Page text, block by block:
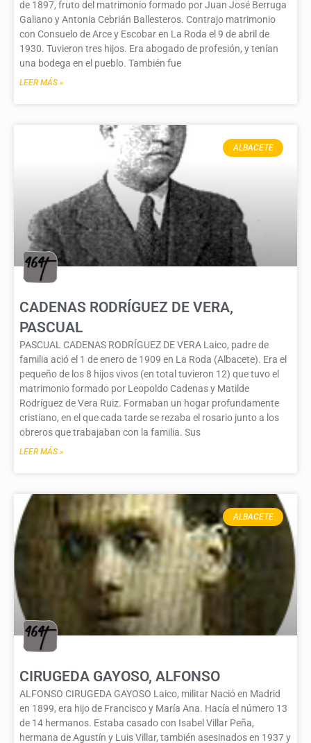
de 1897, fruto del matrimonio formado por Juan José Berruga
Galiano y Antonia Cebrián Ballesteros. Contrajo matrimonio
con Consuelo de Arce y Escobar en La Roda el 9 de abril de
1930. Tuvieron tres hijos. Era abogado de profesión, y tenían
una bodega en el pueblo. También fue
LEER MÁS »
ALBACETE
CADENAS RODRÍGUEZ DE VERA,
PASCUAL
PASCUAL CADENAS RODRÍGUEZ DE VERA Laico, padre de
familia ació el 1 de enero de 1909 en La Roda (Albacete). Era el
pequeño de los 8 hijos vivos (en total tuvieron 12) que tuvo el
matrimonio formado por Leopoldo Cadenas y Matilde
Rodríguez de Vera Ruiz. Formaban un hogar profundamente
cristiano, en el que cada tarde se rezaba el rosario junto a los
obreros que trabajaban con la familia. Sus
LEER MÁS »
ALBACETE
CIRUGEDA GAYOSO, ALFONSO
ALFONSO CIRUGEDA GAYOSO Laico, militar Nació en Madrid
en 1899, era hijo de Francisco y María Ana. Hacía el número 13
de 14 hermanos. Estaba casado con Isabel Villar Peña,
hermana de Agustín y Luis Villar, también asesinados en 1937 y